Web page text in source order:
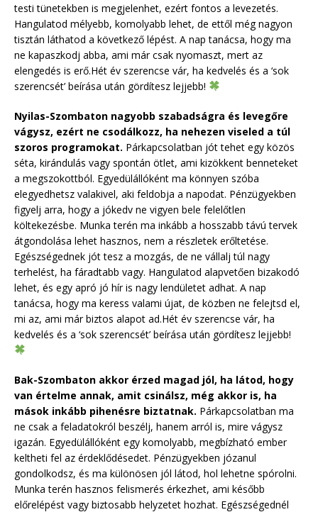
testi tünetekben is megjelenhet, ezért fontos a levezetés.
Hangulatod mélyebb, komolyabb lehet, de ettől még nagyon
tisztán láthatod a következő lépést. A nap tanácsa, hogy ma
ne kapaszkodj abba, ami már csak nyomaszt, mert az
elengedés is erő.Hét év szerencse vár, ha kedvelés és a ‘sok
szerencsét’ beírása után gördítesz lejjebb!
Nyilas-Szombaton nagyobb szabadságra és levegőre
vágysz, ezért ne csodálkozz, ha nehezen viseled a túl
szoros programokat. Párkapcsolatban jót tehet egy közös
séta, kirándulás vagy spontán ötlet, ami kizökkent benneteket
a megszokottból. Egyedülállóként ma könnyen szóba
elegyedhetsz valakivel, aki feldobja a napodat. Pénzügyekben
figyelj arra, hogy a jókedv ne vigyen bele felelőtlen
költekezésbe. Munka terén ma inkább a hosszabb távú tervek
átgondolása lehet hasznos, nem a részletek erőltetése.
Egészségednek jót tesz a mozgás, de ne vállalj túl nagy
terhelést, ha fáradtabb vagy. Hangulatod alapvetően bizakodó
lehet, és egy apró jó hír is nagy lendületet adhat. A nap
tanácsa, hogy ma keress valami újat, de közben ne felejtsd el,
mi az, ami már biztos alapot ad.Hét év szerencse vár, ha
kedvelés és a ‘sok szerencsét’ beírása után gördítesz lejjebb!
Bak-Szombaton akkor érzed magad jól, ha látod, hogy
van értelme annak, amit csinálsz, még akkor is, ha
mások inkább pihenésre biztatnak. Párkapcsolatban ma
ne csak a feladatokról beszélj, hanem arról is, mire vágysz
igazán. Egyedülállóként egy komolyabb, megbízható ember
keltheti fel az érdeklődésedet. Pénzügyekben józanul
gondolkodsz, és ma különösen jól látod, hol lehetne spórolni.
Munka terén hasznos felismerés érkezhet, ami később
előrelépést vagy biztosabb helyzetet hozhat. Egészségednél